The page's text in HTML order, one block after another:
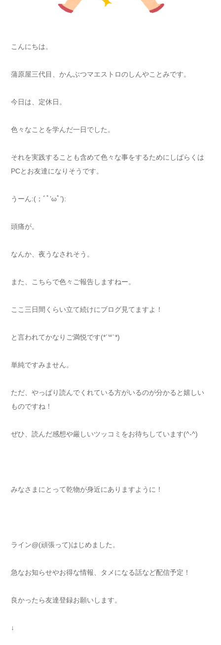
こんにちは。
蒲原屋三代目、かんぶつマエストロのしんやことみです。
今日は、定休日。
色々なことを学んだ一日でした。
それを実践することも含めて色々な事をするためにしばらくは
PCとお友達になりそうです。
うーん:(；ﾞﾟ’ωﾟ’):
頭痛が。
なんか、夜うなされそう。
また、こちらで色々ご報告しますねー。
ここ三日間くらい立て続けにブログ見てますよ！
と言われてかなりご満悦です(*´꒳`*)
単純ですみません。
ただ、やっぱり読んでくれている方がいるのが分かると嬉しい
ものですね！
ぜひ、読んだ感想や厳しいツッコミをお待ちしています(^-^)
みなさまにとって乾物が身近にありますように！
ライン@(頑張って)はじめました。
急なお知らせやお得な情報、タメになる話など配信予定！
良かったら友達登録お願いします。
↓